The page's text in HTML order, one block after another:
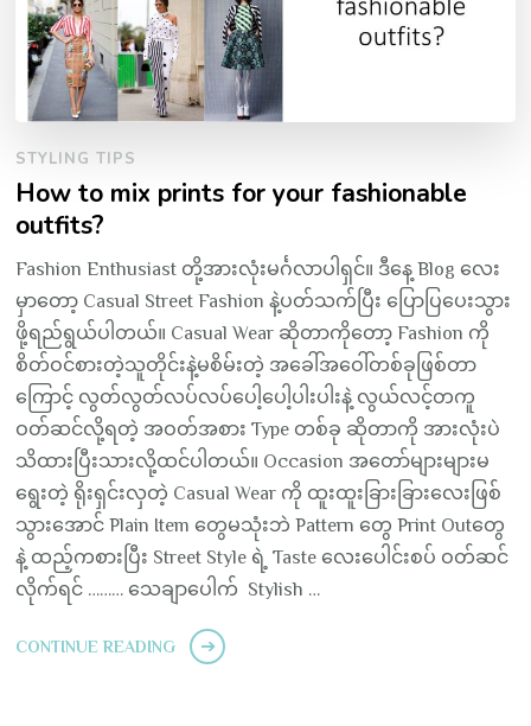
STYLING TIPS
How to mix prints for your fashionable
outfits?
Fashion Enthusiast တို့အားလုံးမင်္ဂလာပါရှင်။ ဒီနေ့ Blog လေး
မှာတော့ Casual Street Fashion နဲ့ပတ်သက်ပြီး ပြောပြပေးသွား
ဖို့ရည်ရွယ်ပါတယ်။ Casual Wear ဆိုတာကိုတော့ Fashion ကို
စိတ်ဝင်စားတဲ့သူတိုင်းနဲ့မစိမ်းတဲ့ အခေါ်အဝေါ်တစ်ခုဖြစ်တာ
ကြောင့် လွတ်လွတ်လပ်လပ်ပေါ့ပေါ့ပါးပါးနဲ့ လွယ်လင့်တကူ
ဝတ်ဆင်လို့ရတဲ့ အဝတ်အစား Type တစ်ခု ဆိုတာကို အားလုံးပဲ
သိထားပြီးသားလို့ထင်ပါတယ်။ Occasion အတော်များများမ
ရွေးတဲ့ ရိုးရှင်းလှတဲ့ Casual Wear ကို ထူးထူးခြားခြားလေးဖြစ်
သွားအောင် Plain Item တွေမသုံးဘဲ Pattern တွေ Print Outတွေ
နဲ့ ထည့်ကစားပြီး Street Style ရဲ့ Taste လေးပေါင်းစပ် ဝတ်ဆင်
လိုက်ရင် ……… သေချာပေါက် Stylish …
CONTINUE READING